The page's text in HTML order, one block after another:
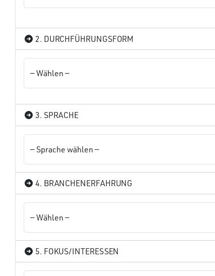
2. DURCHFÜHRUNGSFORM
3. SPRACHE
4. BRANCHENERFAHRUNG
5. FOKUS/INTERESSEN